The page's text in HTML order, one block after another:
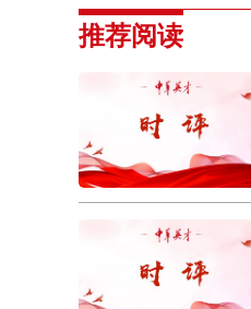
推荐阅读